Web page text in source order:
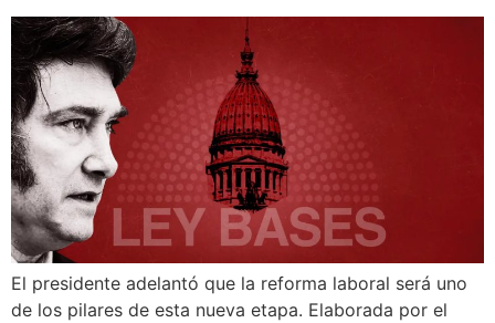
El presidente adelantó que la reforma laboral será uno
de los pilares de esta nueva etapa. Elaborada por el